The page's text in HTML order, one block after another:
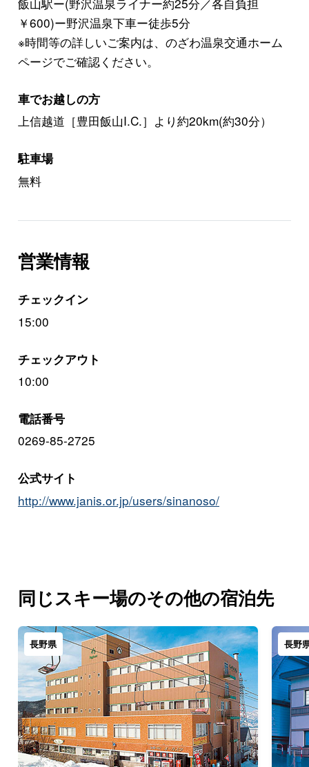
￥600)ー野沢温泉下車ー徒歩5分
※時間等の詳しいご案内は、のざわ温泉交通ホーム
ページでご確認ください。
車でお越しの方
上信越道［豊田飯山I.C.］より約20km(約30分）
駐車場
無料
営業情報
チェックイン
15:00
チェックアウト
10:00
電話番号
0269-85-2725
公式サイト
http://www.janis.or.jp/users/sinanoso/
同じスキー場のその他の宿泊先
長野県 長野